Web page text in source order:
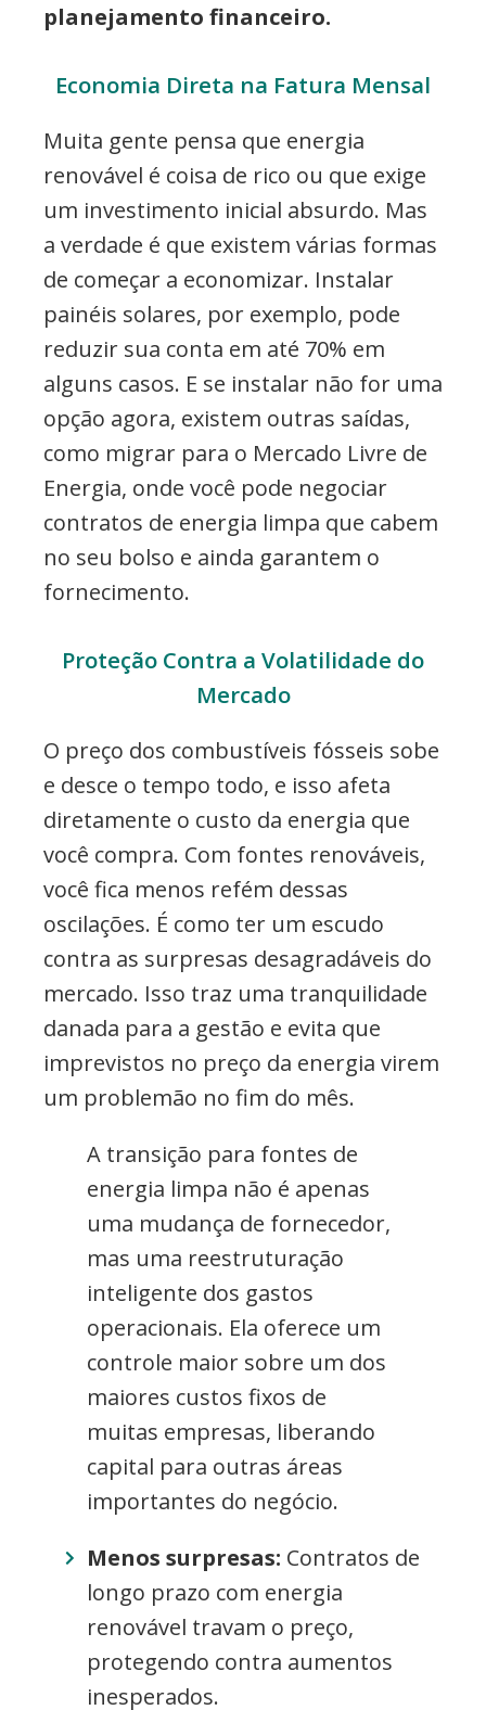
planejamento financeiro.
Economia Direta na Fatura Mensal
Muita gente pensa que energia
renovável é coisa de rico ou que exige
um investimento inicial absurdo. Mas
a verdade é que existem várias formas
de começar a economizar. Instalar
painéis solares, por exemplo, pode
reduzir sua conta em até 70% em
alguns casos. E se instalar não for uma
opção agora, existem outras saídas,
como migrar para o Mercado Livre de
Energia, onde você pode negociar
contratos de energia limpa que cabem
no seu bolso e ainda garantem o
fornecimento.
Proteção Contra a Volatilidade do
Mercado
O preço dos combustíveis fósseis sobe
e desce o tempo todo, e isso afeta
diretamente o custo da energia que
você compra. Com fontes renováveis,
você fica menos refém dessas
oscilações. É como ter um escudo
contra as surpresas desagradáveis do
mercado. Isso traz uma tranquilidade
danada para a gestão e evita que
imprevistos no preço da energia virem
um problemão no fim do mês.
A transição para fontes de
energia limpa não é apenas
uma mudança de fornecedor,
mas uma reestruturação
inteligente dos gastos
operacionais. Ela oferece um
controle maior sobre um dos
maiores custos fixos de
muitas empresas, liberando
capital para outras áreas
importantes do negócio.
Menos surpresas: Contratos de
longo prazo com energia
renovável travam o preço,
protegendo contra aumentos
inesperados.